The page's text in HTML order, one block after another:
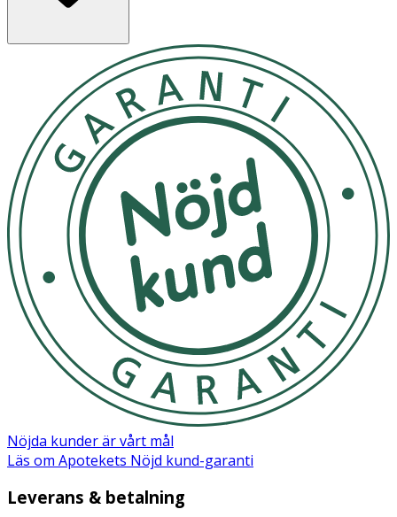
· Enkel att byta ut
· PassarHismile Electric Toothbrush
Användning
· Dra försiktigt av det gamla borsthuvudet.
· Tryck fast det nya borsthuvudet på tandborsten.
· Byt borsthuvud var tredje månad eller vid slitage.
· Följ användarmanualen för ytterligare instruktioner.
Förvaring
Förvaras torrt och svalt, skyddat från ljus och utom
räckhåll för barn.
Innehåll
1 x tandborsthuvud med mjuka borststrån.
Nöjda kunder är vårt mål
Läs om Apotekets Nöjd kund-garanti
Leverans & betalning